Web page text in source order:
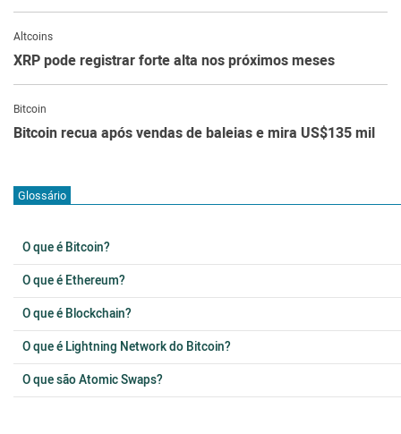
Altcoins
XRP pode registrar forte alta nos próximos meses
Bitcoin
Bitcoin recua após vendas de baleias e mira US$135 mil
Glossário
O que é Bitcoin?
O que é Ethereum?
O que é Blockchain?
O que é Lightning Network do Bitcoin?
O que são Atomic Swaps?